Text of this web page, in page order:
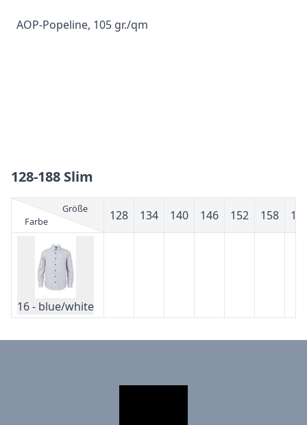
AOP-Popeline, 105 gr./qm
128-188 Slim
Größe
Farbe
128 134 140 146 152 158
16 - blue/white